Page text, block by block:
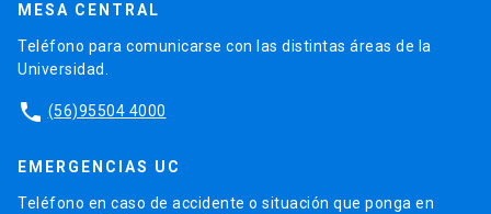
MESA CENTRAL
Teléfono para comunicarse con las distintas áreas de la
Universidad.
phone (56)95504 4000
EMERGENCIAS UC
Teléfono en caso de accidente o situación que ponga en